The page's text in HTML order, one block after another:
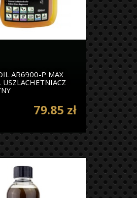
AR6900-P MAX
79.85 zł